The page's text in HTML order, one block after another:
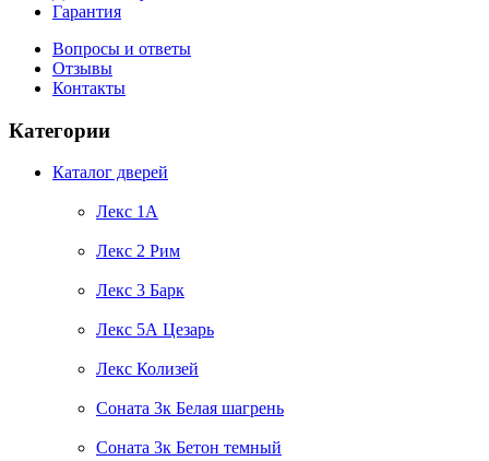
Гарантия
Вопросы и ответы
Отзывы
Контакты
Категории
Каталог дверей
Лекс 1А
Лекс 2 Рим
Лекс 3 Барк
Лекс 5А Цезарь
Лекс Колизей
Соната 3к Белая шагрень
Соната 3к Бетон темный